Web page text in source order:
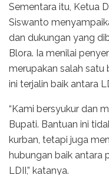
Sementara itu, Ketua
Siswanto
dan dukungan yang
Blora. Ia menilai
merupakan salah satu
ini terjalin baik antara
“Kami bersyukur dan
Bupati. Bantuan ini
kurban, tetapi juga
hubungan baik antara
LDII,” katanya.